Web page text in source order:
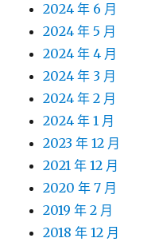
2024 年 6 月
2024 年 5 月
2024 年 4 月
2024 年 3 月
2024 年 2 月
2024 年 1 月
2023 年 12 月
2021 年 12 月
2020 年 7 月
2019 年 2 月
2018 年 12 月